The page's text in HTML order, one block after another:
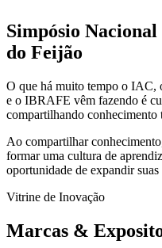
Simpósio Nacional
do Feijão
O que há muito tempo o
e o IBRAFE vêm fazendo é
compartilhando
Ao compartilhar
formar uma cultura de
oportunidade de expandir
Vitrine de Inovação
Marcas &